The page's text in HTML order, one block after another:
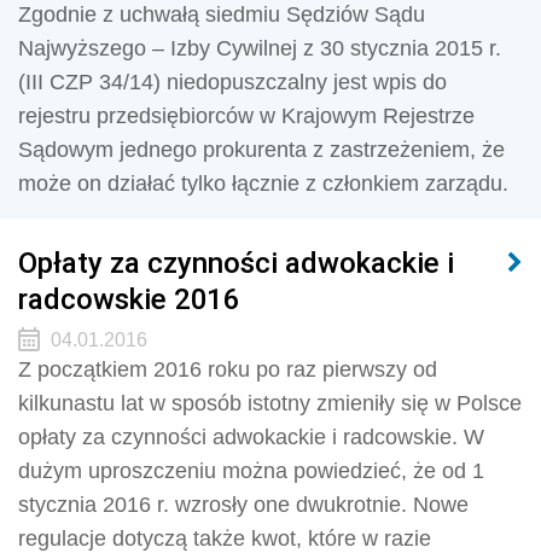
Zgodnie z uchwałą siedmiu Sędziów Sądu
Najwyższego – Izby Cywilnej z 30 stycznia 2015 r.
(III CZP 34/14) niedopuszczalny jest wpis do
rejestru przedsiębiorców w Krajowym Rejestrze
Sądowym jednego prokurenta z zastrzeżeniem, że
może on działać tylko łącznie z członkiem zarządu.
Opłaty za czynności adwokackie i
radcowskie 2016
04.01.2016
Z początkiem 2016 roku po raz pierwszy od
kilkunastu lat w sposób istotny zmieniły się w Polsce
opłaty za czynności adwokackie i radcowskie. W
dużym uproszczeniu można powiedzieć, że od 1
stycznia 2016 r. wzrosły one dwukrotnie. Nowe
regulacje dotyczą także kwot, które w razie